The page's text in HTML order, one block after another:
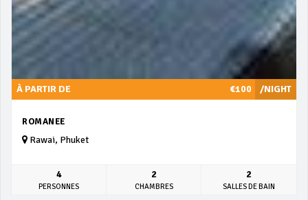
/NIGHT
À PARTIR DE €100
ROMANEE
Rawai, Phuket
4
PERSONNES
2
CHAMBRES
2
SALLES DE BAIN